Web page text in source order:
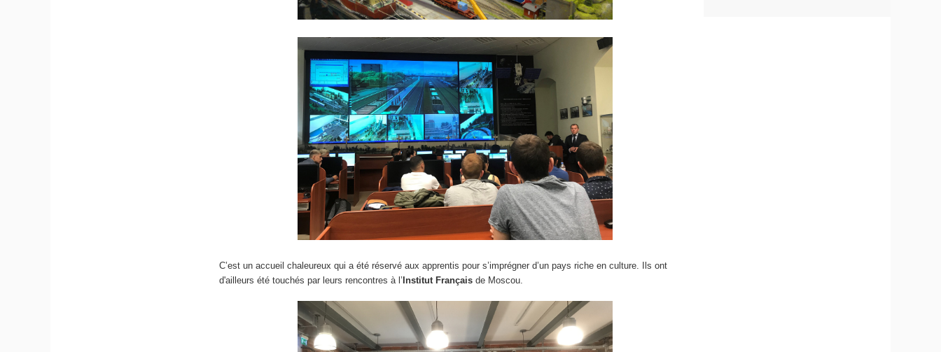
C’est un accueil chaleureux qui a été réservé aux apprentis pour s’imprégner d’un pays riche en culture. Ils ont
d'ailleurs été touchés par leurs rencontres à l’Institut Français de Moscou.